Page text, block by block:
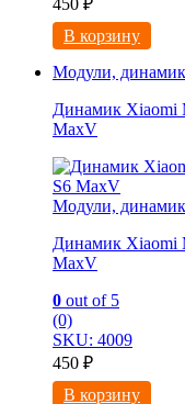
В корзину
Модули,
Динамик Xiaomi
MaxV
Модули,
Динамик Xiaomi
MaxV
0 out of 5
(0)
SKU: 4009
450 ₽
В корзину